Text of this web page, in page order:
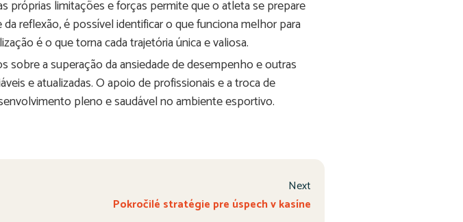
próprias limitações e forças permite que o atleta se prepare
reflexão, é possível identificar o que funciona melhor para
é o que torna cada trajetória única e valiosa.
sobre a superação da ansiedade de desempenho e outras
e atualizadas. O apoio de profissionais e a troca de
pleno e saudável no ambiente esportivo.
Next
Pokročilé stratégie pre úspech v kasíne